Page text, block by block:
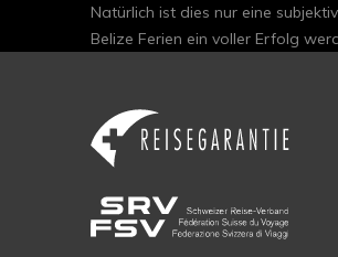
Natürlich ist dies nur eine
Belize Ferien ein voller Erfolg